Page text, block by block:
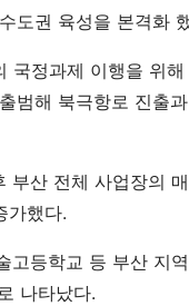
도권 육성을 본격화
국정과제 이행을 위
범해 북극항로 진출
산 전체 사업장의
가했다.
고등학교 등 부산 지
나타났다.